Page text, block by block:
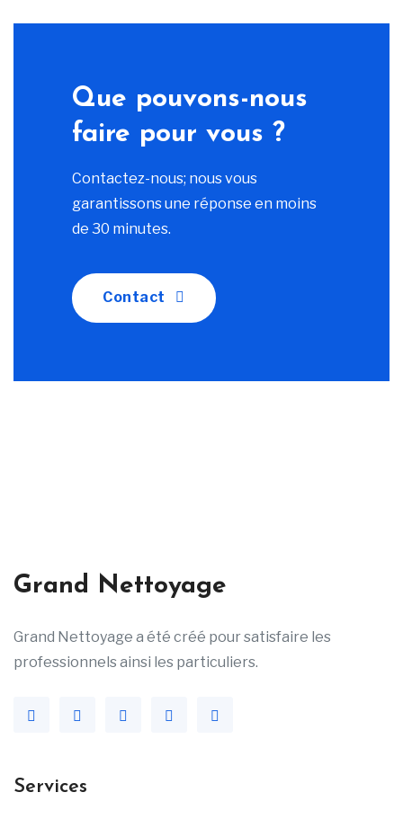
Que pouvons-nous
faire pour vous ?
Contactez-nous; nous vous
garantissons une réponse en moins
de 30 minutes.
Contact
Grand Nettoyage
Grand Nettoyage a été créé pour satisfaire les
professionnels ainsi les particuliers.
Services